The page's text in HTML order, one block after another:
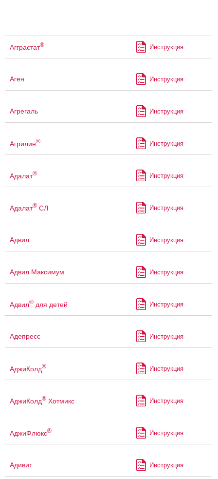
Агграстат® Инструкция
Аген Инструкция
Агрегаль Инструкция
Агрилин® Инструкция
Адалат® Инструкция
Адалат® СЛ Инструкция
Адвил Инструкция
Адвил Максимум Инструкция
Адвил® для детей Инструкция
Адепресс Инструкция
АджиКолд® Инструкция
АджиКолд® Хотмикс Инструкция
АджиФлюкс® Инструкция
Адивит Инструкция